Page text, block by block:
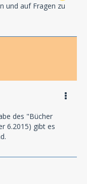
und auf Fragen zu
des "Bücher
6.2015) gibt es